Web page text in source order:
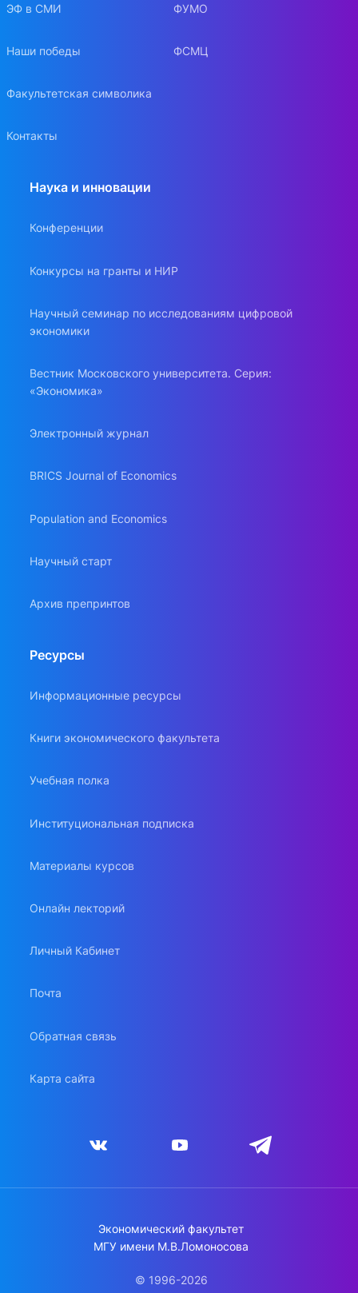
ЭФ в СМИ
Наши победы
Факультетская символика
Контакты
ФУМО
ФСМЦ
Наука и инновации
Конференции
Конкурсы на гранты и НИР
Научный семинар по исследованиям цифровой
экономики
Вестник Московского университета. Серия:
«Экономика»
Электронный журнал
BRICS Journal of Economics
Population and Economics
Научный старт
Архив препринтов
Ресурсы
Информационные ресурсы
Книги экономического факультета
Учебная полка
Институциональная подписка
Материалы курсов
Онлайн лекторий
Личный Кабинет
Почта
Обратная связь
Карта сайта
Экономический факультет
МГУ имени М.В.Ломоносова
© 1996-2026